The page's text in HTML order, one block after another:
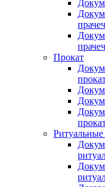
Прокат
Ритуальные